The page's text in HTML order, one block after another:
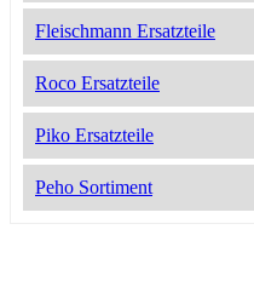
Fleischmann Ersatzteile
Roco Ersatzteile
Piko Ersatzteile
Peho Sortiment